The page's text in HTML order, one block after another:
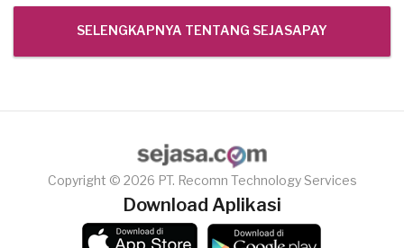
SELENGKAPNYA TENTANG SEJASAPAY
Copyright © 2026 PT. Recomn Technology Services
Download Aplikasi